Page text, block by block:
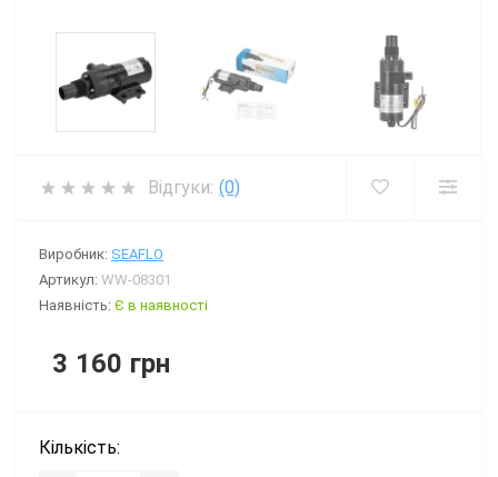
Відгуки: (0)
Виробник: SEAFLO
Артикул: WW-08301
Наявність: Є в наявності
3 160 грн
Кількість: